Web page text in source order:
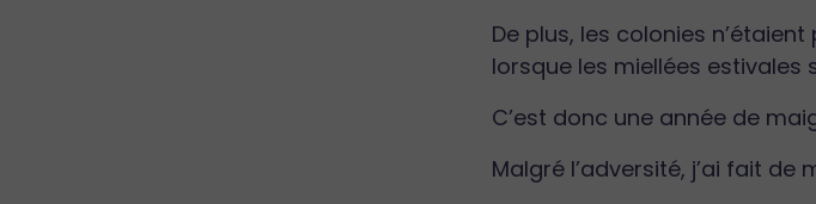
De plus, les colonies
lorsque les miellées
C’est donc une année de
Malgré l’adversité, j’ai fait